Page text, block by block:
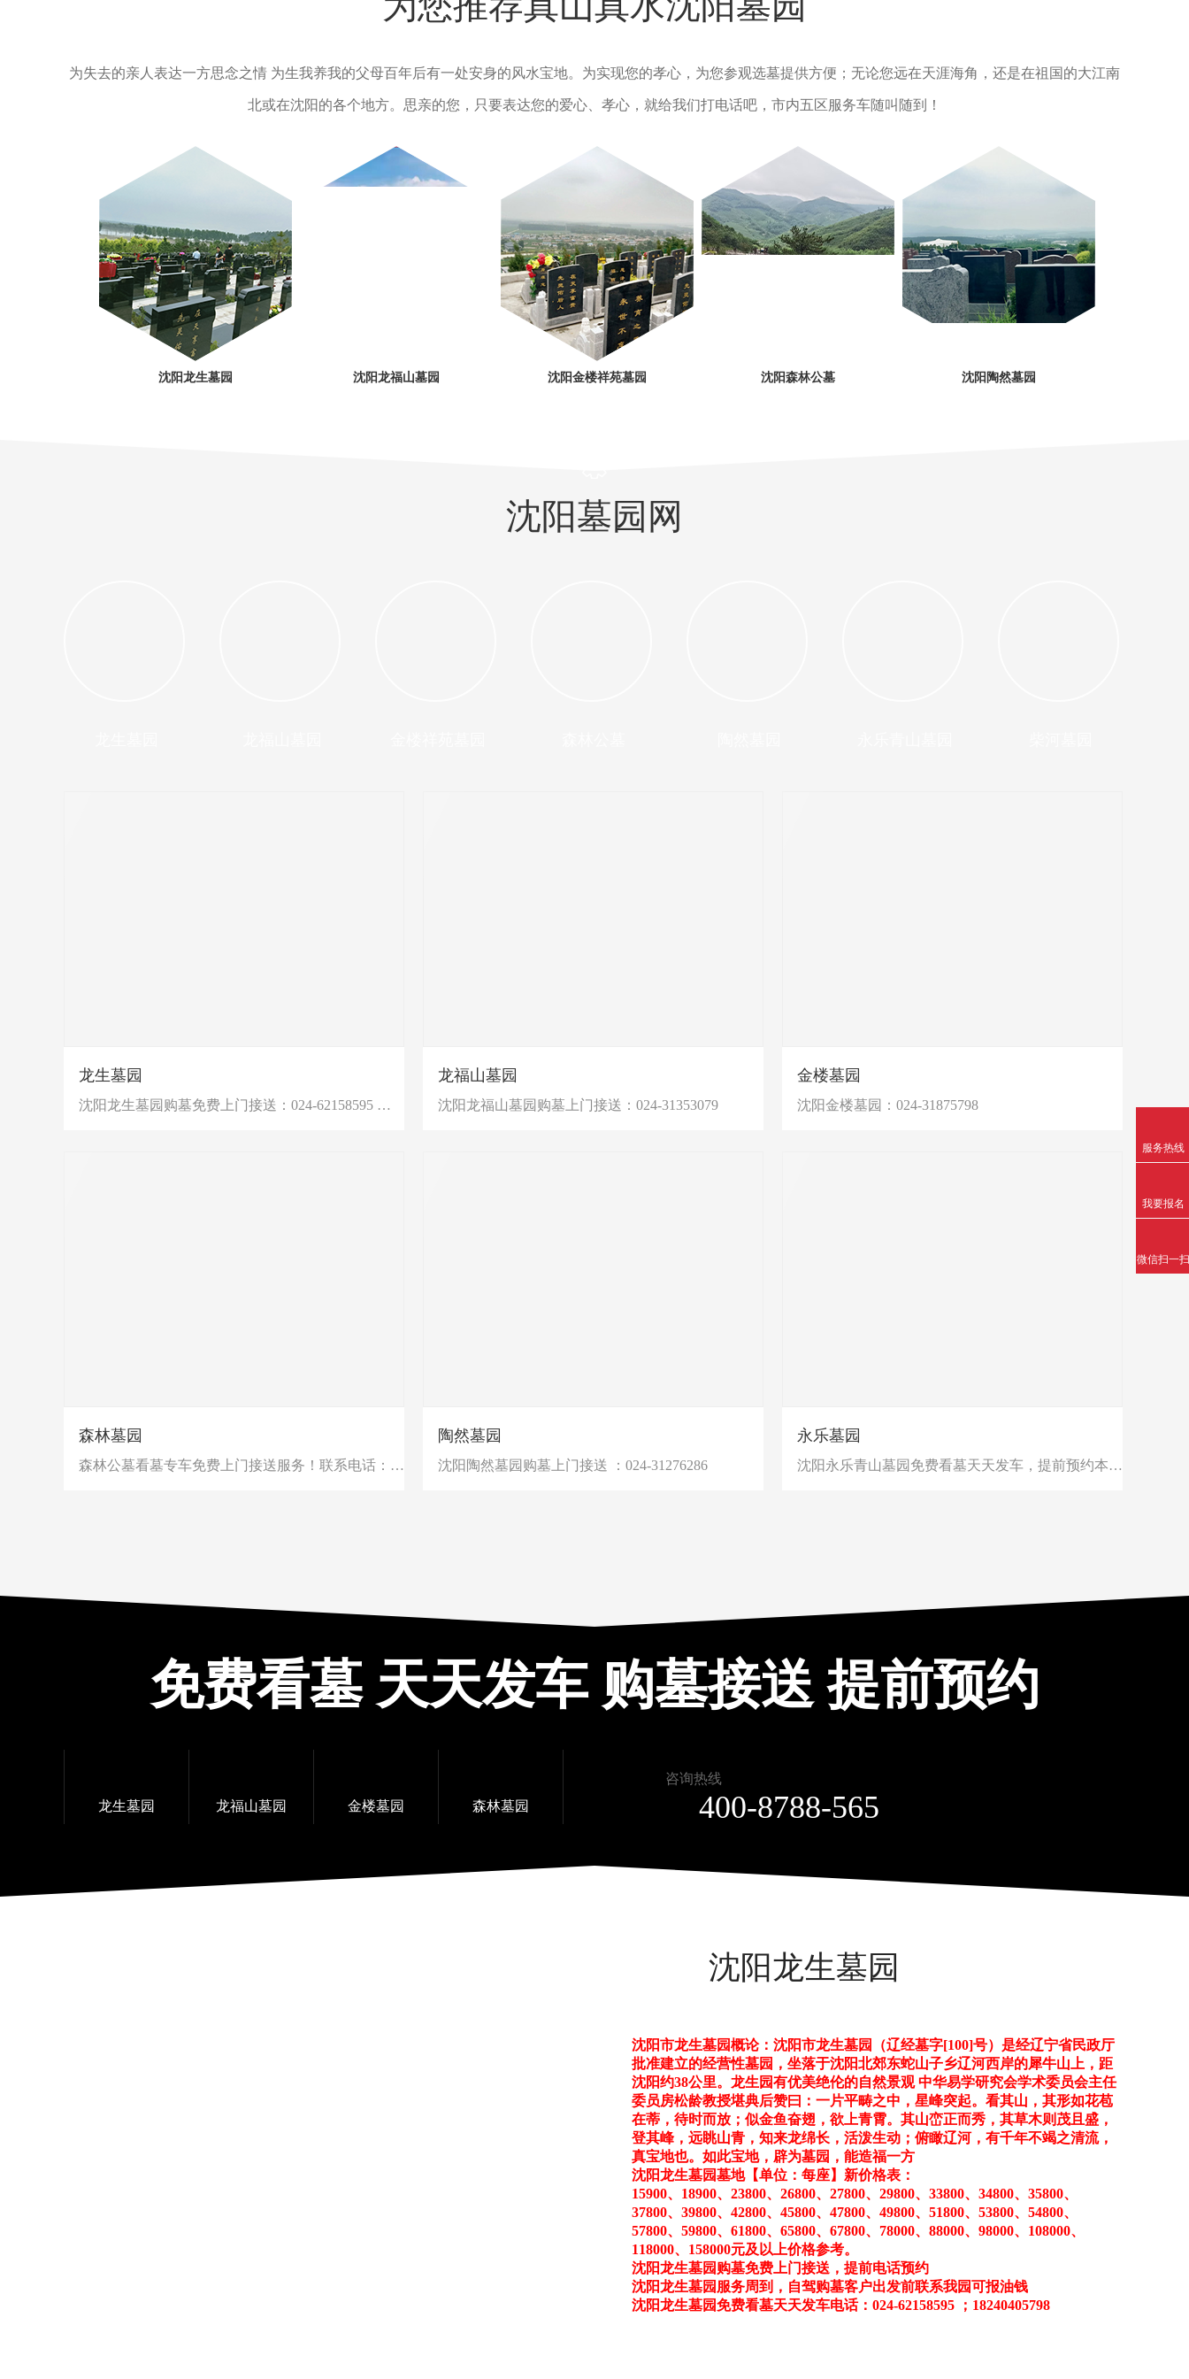
为失去的亲人表达一方思念之情 为生我养我的父母百年后有一处安身的风水宝地。为实现您的孝心，为您参观选墓提供方便；无论您远在天涯海角，还是在祖国的大江南
北或在沈阳的各个地方。思亲的您，只要表达您的爱心、孝心，就给我们打电话吧，市内五区服务车随叫随到！
沈阳龙生墓园 沈阳龙福山墓园 沈阳金楼祥苑墓园 沈阳森林公墓 沈阳陶然墓园
沈阳墓园网
龙生墓园
沈阳龙生墓园购墓免费上门接送：024-62158595 ；18240405798
龙福山墓园
沈阳龙福山墓园购墓上门接送：024-31353079
金楼墓园
沈阳金楼墓园：024-31875798
森林墓园
森林公墓看墓专车免费上门接送服务！联系电话：17180204138
陶然墓园
沈阳陶然墓园购墓上门接送 ：024-31276286
永乐墓园
沈阳永乐青山墓园免费看墓天天发车，提前预约本网站我园官网电话：18940167981
免费看墓 天天发车 购墓接送 提前预约
龙生墓园 龙福山墓园 金楼墓园 森林墓园
咨询热线
400-8788-565
沈阳龙生墓园
沈阳市龙生墓园概论：沈阳市龙生墓园（辽经墓字[100]号）是经辽宁省民政厅
批准建立的经营性墓园，坐落于沈阳北郊东蛇山子乡辽河西岸的犀牛山上，距
沈阳约38公里。龙生园有优美绝伦的自然景观 中华易学研究会学术委员会主任
委员房松龄教授堪典后赞曰：一片平畴之中，星峰突起。看其山，其形如花苞
在蒂，待时而放；似金鱼奋翅，欲上青霄。其山峦正而秀，其草木则茂且盛，
登其峰，远眺山青，知来龙绵长，活泼生动；俯瞰辽河，有千年不竭之清流，
真宝地也。如此宝地，辟为墓园，能造福一方
沈阳龙生墓园墓地【单位：每座】新价格表：
15900、18900、23800、26800、27800、29800、33800、34800、35800、
37800、39800、42800、45800、47800、49800、51800、53800、54800、
57800、59800、61800、65800、67800、78000、88000、98000、108000、
118000、158000元及以上价格参考。
沈阳龙生墓园购墓免费上门接送，提前电话预约
沈阳龙生墓园服务周到，自驾购墓客户出发前联系我园可报油钱
沈阳龙生墓园免费看墓天天发车电话：024-62158595 ；18240405798
服务热线
我要报名
微信扫一扫